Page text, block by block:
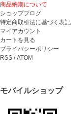
商品納期について
ショップブログ
特定商取引法に基づく表記
マイアカウント
カートを見る
プライバシーポリシー
RSS /ATOM
モバイルショップ